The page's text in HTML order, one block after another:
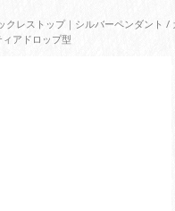
クレストップ｜シルバーペンダント /
アドロップ型